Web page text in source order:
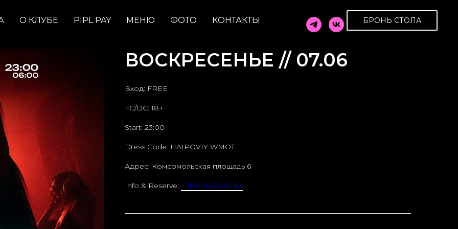
О КЛУБЕ PIPL PAY МЕНЮ ФОТО КОНТАКТЫ БРОНЬ СТОЛА
ВОСКРЕСЕНЬЕ // 07.06
Вход: FREE
FC/DC: 18+
Start: 23:00
Dress Code: HAIPOVIY WMOT
Адрес: Комсомольская площадь 6
Info & Reserve: +7(909) 633-63-63